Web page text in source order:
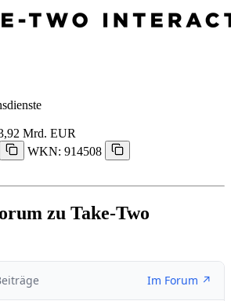
Mrd. EUR
WKN: 914508
zu Take-Two